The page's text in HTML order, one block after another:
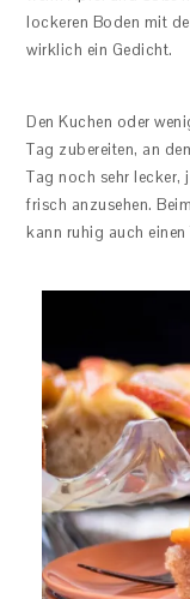
lockeren Boden mit
wirklich ein Gedicht.
Den Kuchen oder
Tag zubereiten, an
Tag noch sehr
frisch anzusehen.
kann ruhig auch